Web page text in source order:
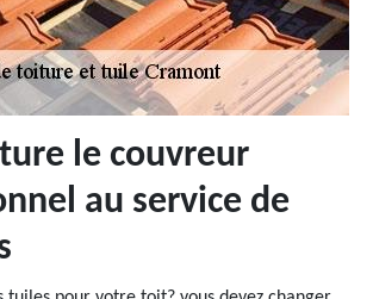
le couvreur
au service de